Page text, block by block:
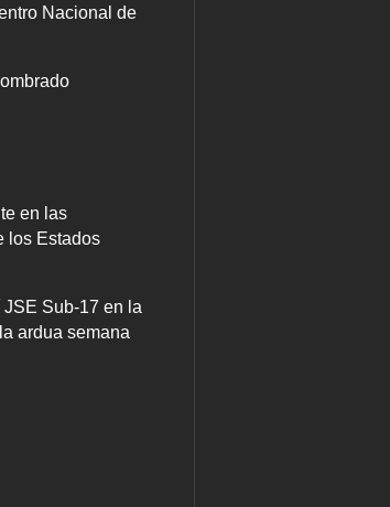
Nacional de
en las
los Estados
Sub-17 en la
ardua semana